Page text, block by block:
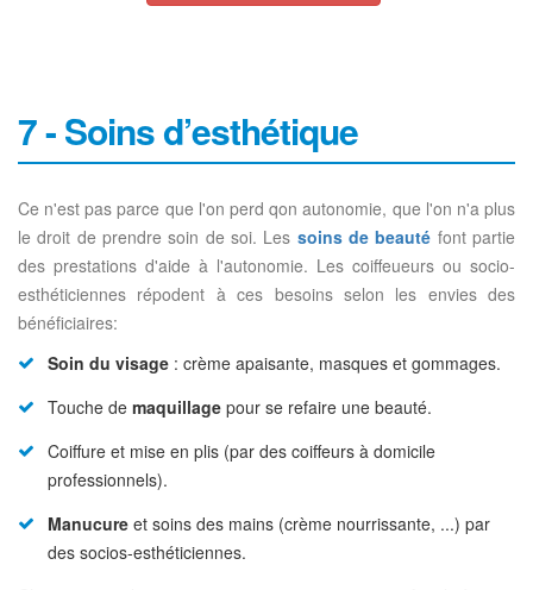
7 - Soins d’esthétique
Ce n'est pas parce que l'on perd qon autonomie, que l'on n'a plus
le droit de prendre soin de soi. Les soins de beauté font partie
des prestations d'aide à l'autonomie. Les coiffeueurs ou socio-
esthéticiennes répodent à ces besoins selon les envies des
bénéficiaires:
Soin du visage : crème apaisante, masques et gommages.
Touche de maquillage pour se refaire une beauté.
Coiffure et mise en plis (par des coiffeurs à domicile
professionnels).
Manucure et soins des mains (crème nourrissante, ...) par
des socios-esthéticiennes.